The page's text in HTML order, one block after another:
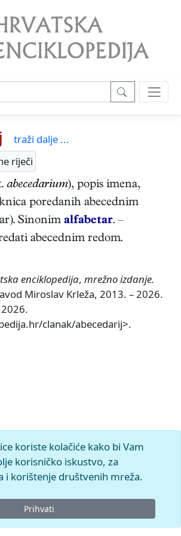
traži dalje ...
riječi
abecedarium), popis imena,
poredanih abecednim
Sinonim alfabetar. –
abecednim redom.
enciklopedija, mrežno izdanje.
Miroslav Krleža, 2013. – 2026.
clanak/abecedarij>.
koriste kolačiće kako bi Vam
korisničko iskustvo, za
i korištenje društvenih mreža.
Prihvati
zavodMiroslav Krleža